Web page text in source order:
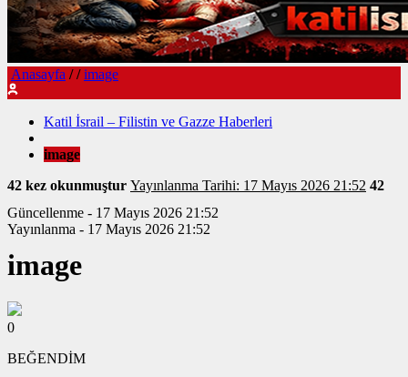
Anasayfa / / image
Katil İsrail – Filistin ve Gazze Haberleri
image
42 kez okunmuştur
Yayınlanma Tarihi: 17 Mayıs 2026 21:52 42
Güncellenme - 17 Mayıs 2026 21:52
Yayınlanma - 17 Mayıs 2026 21:52
image
0
BEĞENDİM